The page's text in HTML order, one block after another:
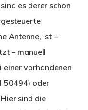
es derer schon
Antenne, ist –
– manuell
einer vorhandenen
50494) oder
sind die